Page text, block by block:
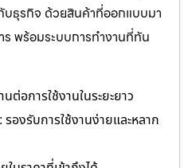
กับธุรกิจ ด้วยสินค้าที่ออกแบบมา
พร้อมระบบการทำงานที่ทัน
อการใช้งานในระยะยาว
องรับการใช้งานง่ายและหลาก